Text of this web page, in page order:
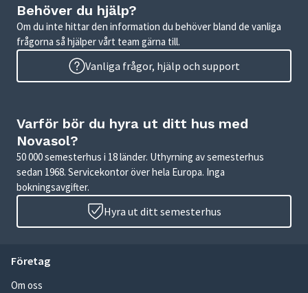
Behöver du hjälp?
Om du inte hittar den information du behöver bland de vanliga
frågorna så hjälper vårt team gärna till.
Vanliga frågor, hjälp och support
Varför bör du hyra ut ditt hus med
Novasol?
50 000 semesterhus i 18 länder. Uthyrning av semesterhus
sedan 1968. Servicekontor över hela Europa. Inga
bokningsavgifter.
Hyra ut ditt semesterhus
Företag
Om oss